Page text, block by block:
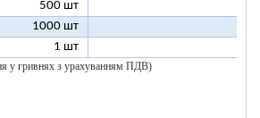
500 шт
1000 шт
1 шт
у гривнях з урахуванням ПДВ)